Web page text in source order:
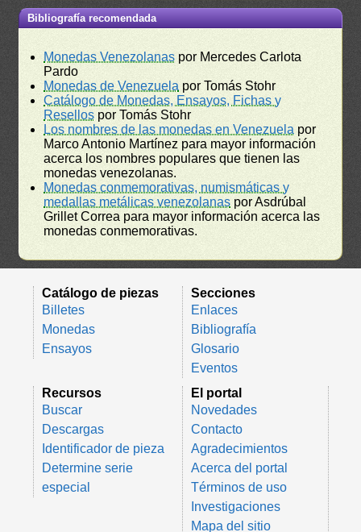
Bibliografía recomendada
Monedas Venezolanas por Mercedes Carlota
Pardo
Monedas de Venezuela por Tomás Stohr
Catálogo de Monedas, Ensayos, Fichas y
Resellos por Tomás Stohr
Los nombres de las monedas en Venezuela por
Marco Antonio Martínez para mayor información
acerca los nombres populares que tienen las
monedas venezolanas.
Monedas conmemorativas, numismáticas y
medallas metálicas venezolanas por Asdrúbal
Grillet Correa para mayor información acerca las
monedas conmemorativas.
Catálogo de piezas
Billetes
Monedas
Ensayos
Secciones
Enlaces
Bibliografía
Glosario
Eventos
Recursos
Buscar
Descargas
Identificador de pieza
Determine serie
especial
El portal
Novedades
Contacto
Agradecimientos
Acerca del portal
Términos de uso
Investigaciones
Mapa del sitio